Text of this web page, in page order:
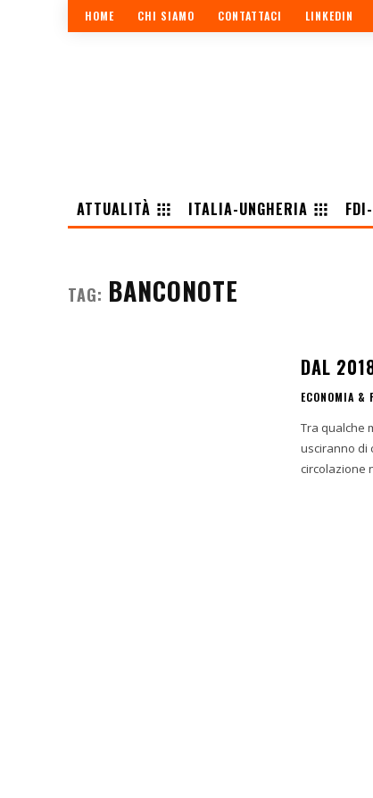
HOME CHI SIAMO CONTATTACI LINKEDIN
ATTUALITÀ
ITALIA-UNGHERIA
TAG: BANCONOTE
DAL
ECONOMIA &
Tra qualche
usciranno di corso
circolazione